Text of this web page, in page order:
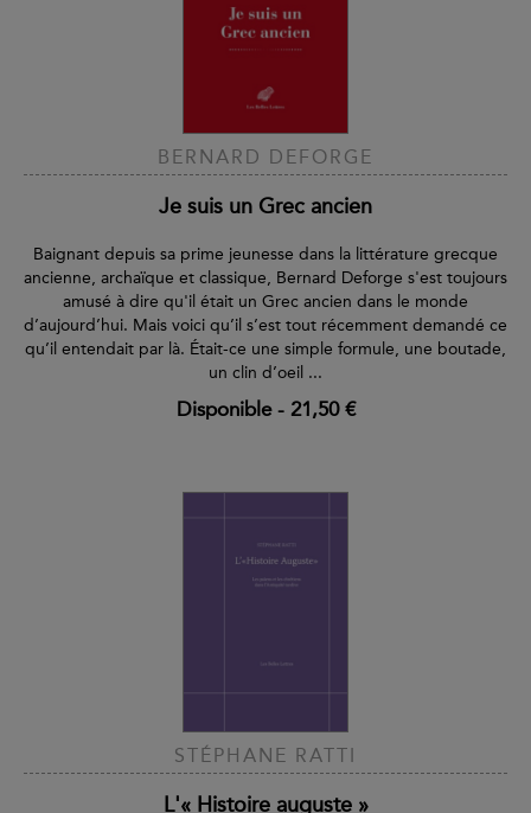
BERNARD DEFORGE
Je suis un Grec ancien
Baignant depuis sa prime jeunesse dans la littérature grecque
ancienne, archaïque et classique, Bernard Deforge s'est toujours
amusé à dire qu'il était un Grec ancien dans le monde
d’aujourd’hui. Mais voici qu’il s’est tout récemment demandé ce
qu’il entendait par là. Était-ce une simple formule, une boutade,
un clin d’oeil ...
Disponible- 21,50 €
STÉPHANE RATTI
L'« Histoire auguste »